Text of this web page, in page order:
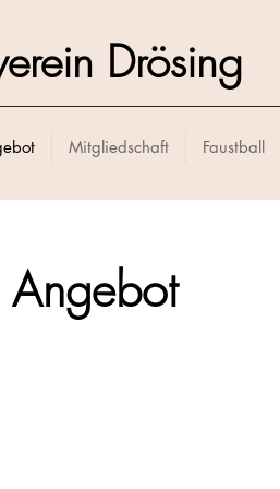
Drösing
Mitgliedschaft Faustball
Angebot